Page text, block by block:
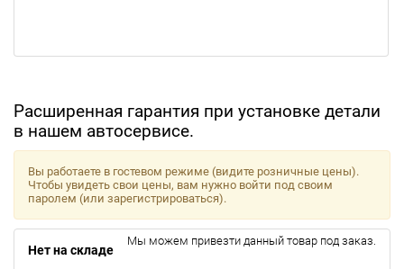
Расширенная гарантия при установке детали
в нашем автосервисе.
Вы работаете в гостевом режиме (видите розничные цены).
Чтобы увидеть свои цены, вам нужно войти под своим
паролем (или зарегистрироваться).
Нет на складе
Мы можем привезти данный товар под заказ.